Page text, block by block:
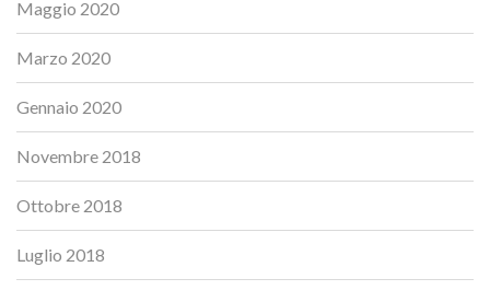
Maggio 2020
Marzo 2020
Gennaio 2020
Novembre 2018
Ottobre 2018
Luglio 2018